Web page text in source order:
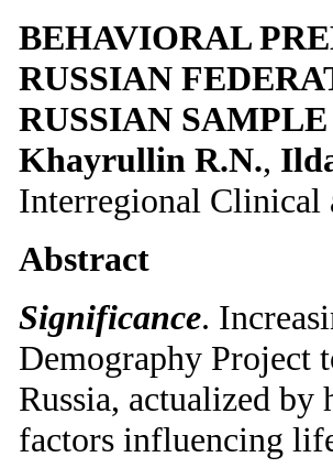
BEHAVIORAL
RUSSIAN
RUSSIAN
Khayrullin R.N.,
Interregional Clinical
Abstract
Significance.
Demography Project
Russia, actualized
factors influencing